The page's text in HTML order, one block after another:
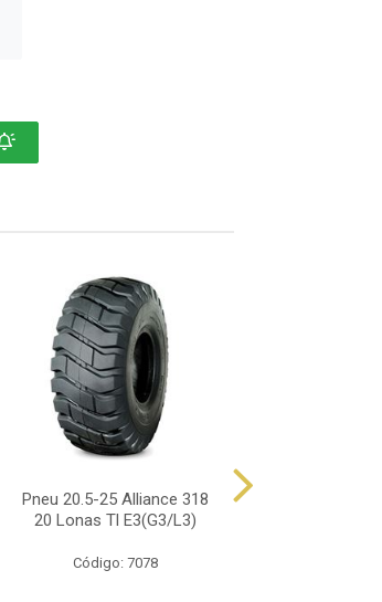
Pneu 20.5-25 Alliance 318
20 Lonas Tl E3(G3/L3)
Código: 7078